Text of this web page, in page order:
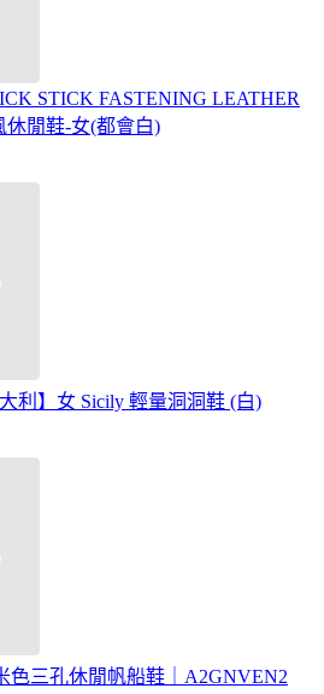
STICK FASTENING LEATHER
休閒鞋-女(都會白)
利】女 Sicily 輕量洞洞鞋 (白)
色三孔休閒帆船鞋｜A2GNVEN2